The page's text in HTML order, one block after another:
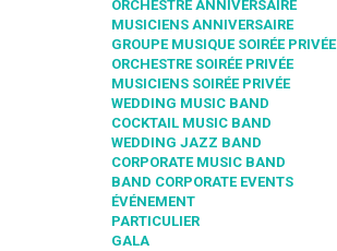
ORCHESTRE ANNIVERSAIRE
MUSICIENS ANNIVERSAIRE
GROUPE MUSIQUE SOIRÉE PRIVÉE
ORCHESTRE SOIRÉE PRIVÉE
MUSICIENS SOIRÉE PRIVÉE
WEDDING MUSIC BAND
COCKTAIL MUSIC BAND
WEDDING JAZZ BAND
CORPORATE MUSIC BAND
BAND CORPORATE EVENTS
ÉVÉNEMENT
PARTICULIER
GALA